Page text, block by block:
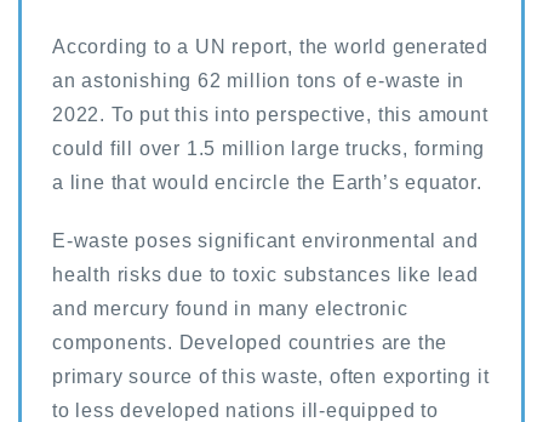
According to a UN report, the world generated
an astonishing 62 million tons of e-waste in
2022. To put this into perspective, this amount
could fill over 1.5 million large trucks, forming
a line that would encircle the Earth’s equator.
E-waste poses significant environmental and
health risks due to toxic substances like lead
and mercury found in many electronic
components. Developed countries are the
primary source of this waste, often exporting it
to less developed nations ill-equipped to